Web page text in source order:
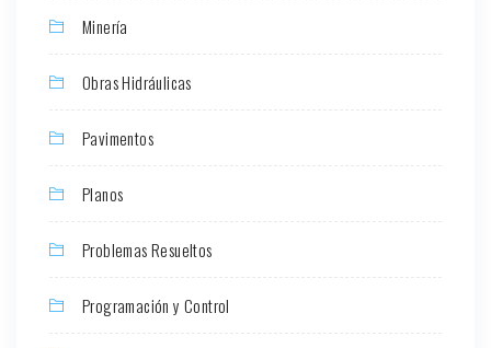
Minería
Obras Hidráulicas
Pavimentos
Planos
Problemas Resueltos
Programación y Control